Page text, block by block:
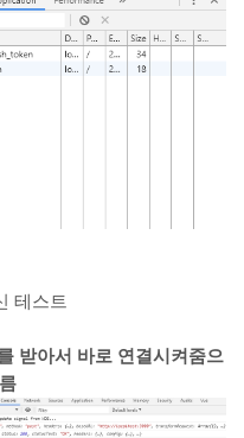
테스트
받아서 바로 연결시켜줌으